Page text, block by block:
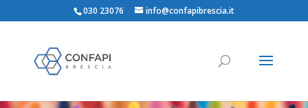
030 23076 info@confapibrescia.it